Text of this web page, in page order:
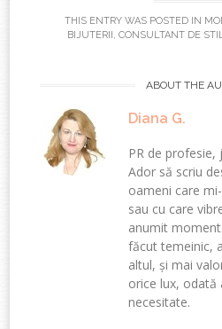
THIS ENTRY WAS POSTED IN
BIJUTERII , CONSULTANT DE
ABOUT THE
Diana G.
PR de profesie,
Ador să scriu
oameni care
sau cu care
anumit
făcut temeinic,
altul, și mai
orice lux, odată
necesitate.